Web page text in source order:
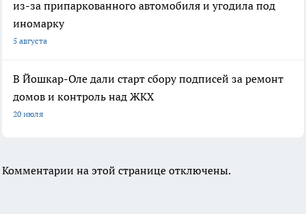
из-за припаркованного автомобиля и угодила под
иномарку
5 августа
В Йошкар-Оле дали старт сбору подписей за ремонт
домов и контроль над ЖКХ
20 июля
Комментарии на этой странице отключены.